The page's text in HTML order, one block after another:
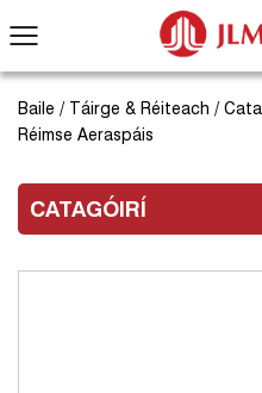
Baile / Táirge & Réiteach /
Réimse Aeraspáis
CATAGÓIRÍ